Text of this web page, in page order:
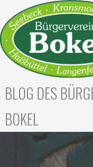
Inhalt
springen
BLOG DES
BOKEL